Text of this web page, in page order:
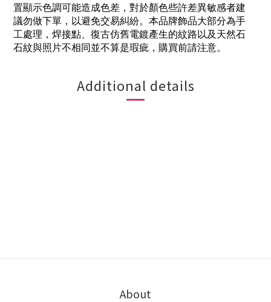
置顯示色調可能造成色差，對於顏色些許差異敏感者建
議勿做下單，以避免交易糾紛。本品牌飾品大部分為手
工處理，焊接點、復古仿舊電鍍產生的紋路以及天然石
石紋與照片不相同並不算是瑕疵，購買前請注意。
Additional details
About